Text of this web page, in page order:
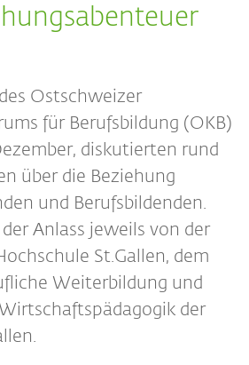
Ostschweizer
für Berufsbildung (OKB)
diskutierten rund
über die Beziehung
und Berufsbildenden.
Anlass jeweils von der
St.Gallen, dem
Weiterbildung und
der